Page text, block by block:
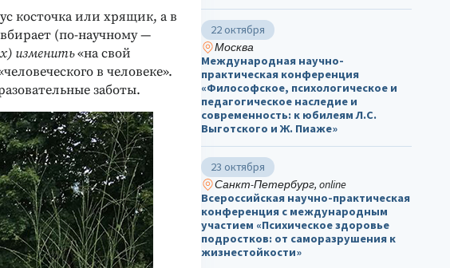
косточка или хрящик, а в
(по-научному —
изменить«на свой
в человеке».
заботы.
22 октября
Москва
Международная научно-
практическая конференция
«Философское, психологическое и
педагогическое наследие и
современность: к юбилеям Л.С.
Выготского и Ж. Пиаже»
23 октября
Санкт-Петербург, online
Всероссийская научно-практическая
конференция с международным
участием «Психическое здоровье
подростков: от саморазрушения к
жизнестойкости»